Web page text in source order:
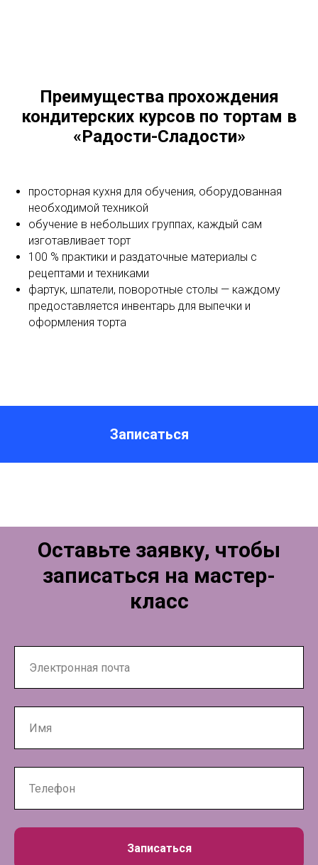
Преимущества прохождения
кондитерских курсов по тортам в
«Радости-Сладости»
просторная кухня для обучения, оборудованная
необходимой техникой
обучение в небольших группах, каждый сам
изготавливает торт
100 % практики и раздаточные материалы с
рецептами и техниками
фартук, шпатели, поворотные столы — каждому
предоставляется инвентарь для выпечки и
оформления торта
Записаться
Оставьте заявку, чтобы
записаться на мастер-
класс
Записаться